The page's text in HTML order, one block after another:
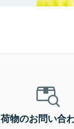
荷物のお問い合